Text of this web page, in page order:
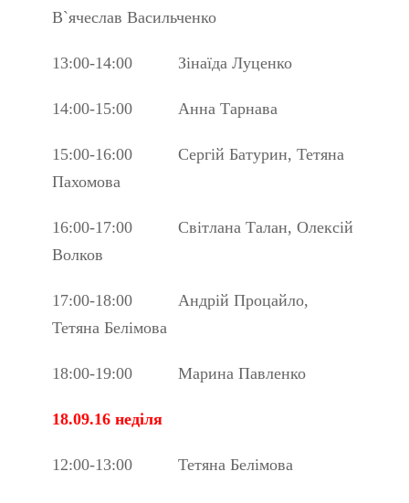
В`ячеслав Васильченко
13:00-14:00 Зінаїда Луценко
14:00-15:00 Анна Тарнава
15:00-16:00 Сергій Батурин, Тетяна
Пахомова
16:00-17:00 Світлана Талан, Олексій
Волков
17:00-18:00 Андрій Процайло,
Тетяна Белімова
18:00-19:00 Марина Павленко
18.09.16 неділя
12:00-13:00 Тетяна Белімова